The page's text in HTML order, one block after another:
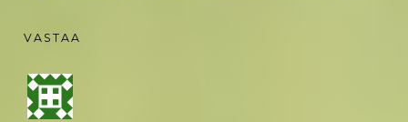
VASTAA